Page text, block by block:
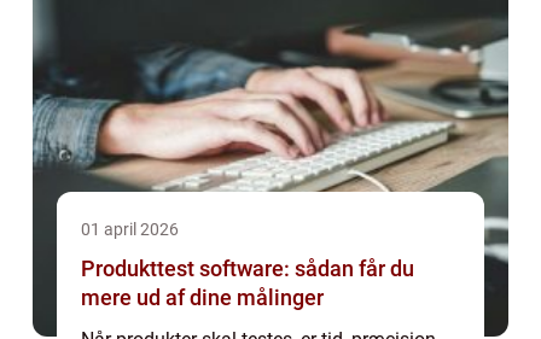
01 april 2026
Produkttest software: sådan får du
mere ud af dine målinger